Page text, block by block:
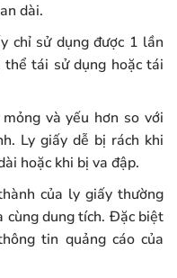
dài.
chỉ sử dụng được 1 lần
tái sử dụng hoặc tái
và yếu hơn so với
Ly giấy dễ bị rách khi
hoặc khi bị va đập.
của ly giấy thường
cùng dung tích. Đặc biệt
tin quảng cáo của